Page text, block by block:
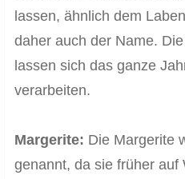
lassen, ähnlich dem
daher auch der Name.
lassen sich das ganze
verarbeiten.
Margerite: Die Margerite
genannt, da sie früher auf